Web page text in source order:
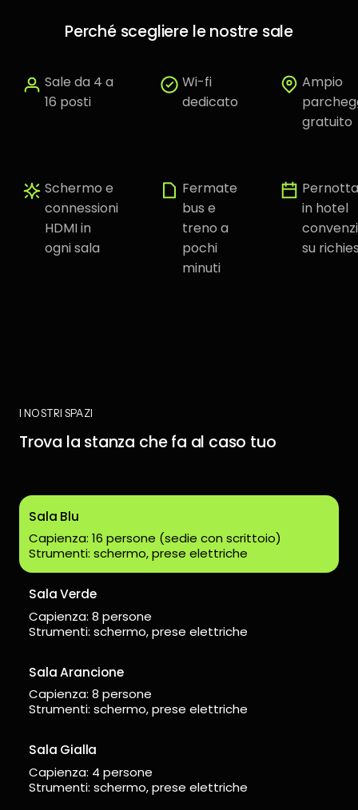
Perché scegliere le nostre sale
Sale da 4 a
16 posti
Wi-fi
dedicato
Ampio
gratuito
Schermo e
connessioni
HDMI in
ogni sala
Fermate
bus e
treno a
pochi
minuti
in hotel
su
I NOSTRI SPAZI
Trova la stanza che fa al caso tuo
Sala Blu
Capienza: 16 persone (sedie con scrittoio)
Strumenti: schermo, prese elettriche
Sala Verde
Capienza: 8 persone
Strumenti: schermo, prese elettriche
Sala Arancione
Capienza: 8 persone
Strumenti: schermo, prese elettriche
Sala Gialla
Capienza: 4 persone
Strumenti: schermo, prese elettriche